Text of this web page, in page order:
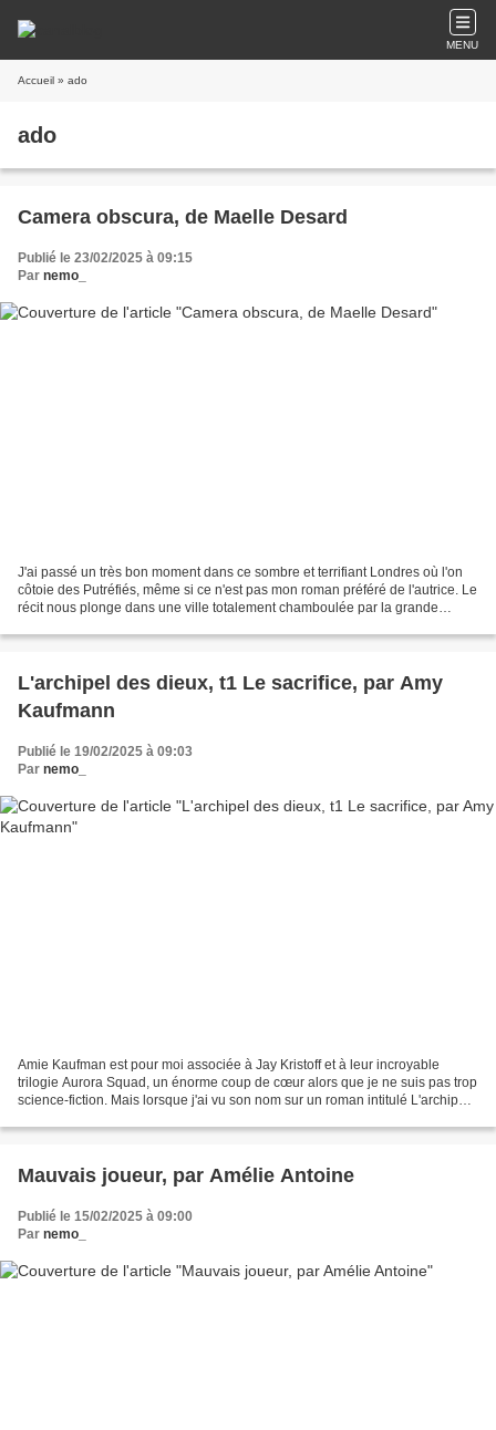
MENU
Accueil » ado
ado
Camera obscura, de Maelle Desard
Publié le 23/02/2025 à 09:15
Par nemo_
J'ai passé un très bon moment dans ce sombre et terrifiant Londres où l'on
côtoie des Putréfiés, même si ce n'est pas mon roman préféré de l'autrice. Le
récit nous plonge dans une ville totalement chamboulée par la grande
L'archipel des dieux, t1 Le sacrifice, par Amy
Kaufmann
Publié le 19/02/2025 à 09:03
Par nemo_
Amie Kaufman est pour moi associée à Jay Kristoff et à leur incroyable
trilogie Aurora Squad, un énorme coup de cœur alors que je ne suis pas trop
science-fiction. Mais lorsque j'ai vu son nom sur un roman intitulé L'archipel
Mauvais joueur, par Amélie Antoine
Publié le 15/02/2025 à 09:00
Par nemo_